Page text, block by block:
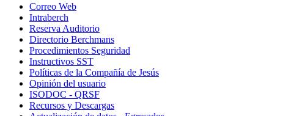
Correo Web
Intraberch
Reserva Auditorio
Directorio Berchmans
Procedimientos Seguridad
Instructivos SST
Políticas de la Compañía de Jesús
Opinión del usuario
ISODOC - QRSF
Recursos y Descargas